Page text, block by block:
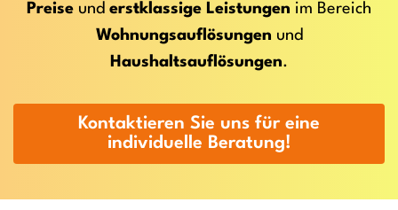
Preise und erstklassige Leistungen im Bereich
Wohnungsauflösungen und
Haushaltsauflösungen.
Kontaktieren Sie uns für eine
individuelle Beratung!